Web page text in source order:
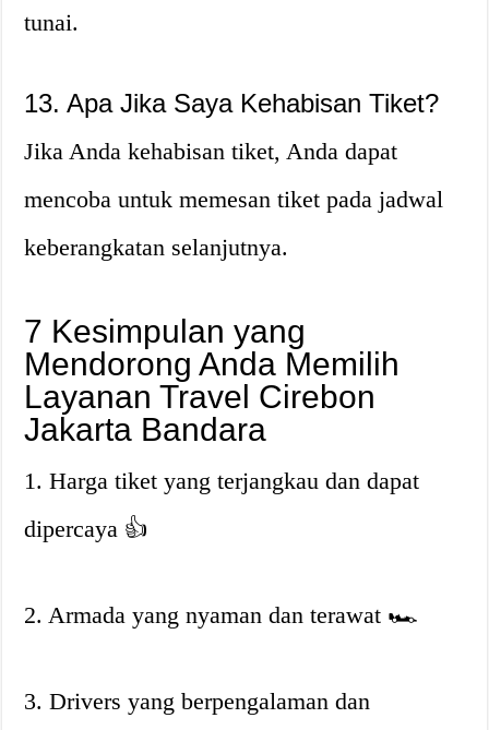
tunai.
13. Apa Jika Saya Kehabisan Tiket?
Jika Anda kehabisan tiket, Anda dapat
mencoba untuk memesan tiket pada jadwal
keberangkatan selanjutnya.
7 Kesimpulan yang
Mendorong Anda Memilih
Layanan Travel Cirebon
Jakarta Bandara
1. Harga tiket yang terjangkau dan dapat
dipercaya 👍
2. Armada yang nyaman dan terawat 🏎
3. Drivers yang berpengalaman dan